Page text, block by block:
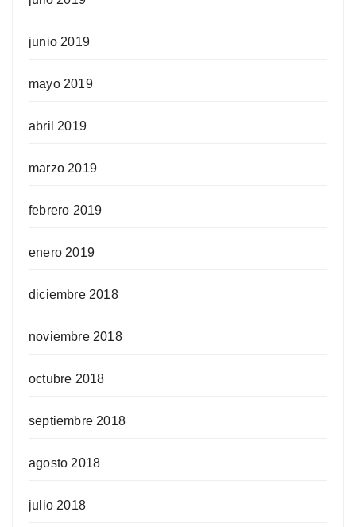
junio 2019
mayo 2019
abril 2019
marzo 2019
febrero 2019
enero 2019
diciembre 2018
noviembre 2018
octubre 2018
septiembre 2018
agosto 2018
julio 2018